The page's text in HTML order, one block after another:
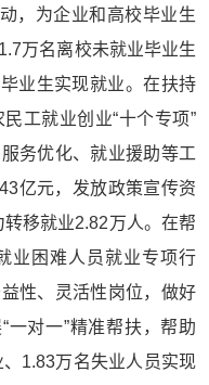
，为企业和高校毕业生
万名离校未就业毕业生
业生实现就业。在扶持
工就业创业“十个专项”
务优化、就业援助等工
亿元，发放政策宣传资
移就业2.82万人。在帮
业困难人员就业专项行
性、灵活性岗位，做好
一对一”精准帮扶，帮助
1.83万名失业人员实现